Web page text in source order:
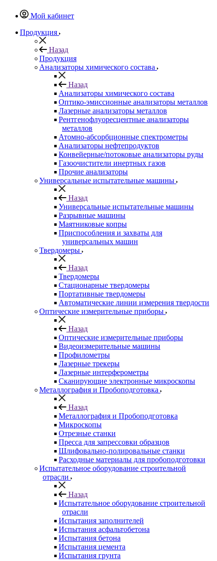
Мой кабинет
Продукция
Назад
Продукция
Анализаторы химического состава
Назад
Анализаторы химического состава
Оптико-эмиссионные анализаторы металлов
Лазерные анализаторы металлов
Рентгенофлуоресцентные анализаторы
металлов
Атомно-абсорбционные спектрометры
Анализаторы нефтепродуктов
Конвейерные/потоковые анализаторы руды
Газоочистители инертных газов
Прочие анализаторы
Универсальные испытательные машины
Назад
Универсальные испытательные машины
Разрывные машины
Маятниковые копры
Приспособления и захваты для
универсальных машин
Твердомеры
Назад
Твердомеры
Стационарные твердомеры
Портативные твердомеры
Автоматические линии измерения твердости
Оптические измерительные приборы
Назад
Оптические измерительные приборы
Видеоизмерительные машины
Профилометры
Лазерные трекеры
Лазерные интерферометры
Сканирующие электронные микроскопы
Металлография и Пробоподготовка
Назад
Металлография и Пробоподготовка
Микроскопы
Отрезные станки
Пресса для запрессовки образцов
Шлифовально-полировальные станки
Расходные материалы для пробоподготовки
Испытательное оборудование строительной
отрасли
Назад
Испытательное оборудование строительной
отрасли
Испытания заполнителей
Испытания асфальтобетона
Испытания бетона
Испытания цемента
Испытания грунта